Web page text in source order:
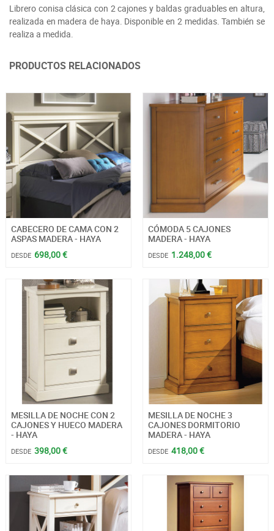
Librero conisa clásica con 2 cajones y baldas graduables en altura,
realizada en madera de haya. Disponible en 2 medidas. También se
realiza a medida.
PRODUCTOS RELACIONADOS
CABECERO DE CAMA CON 2
ASPAS MADERA - HAYA
DESDE 698,00 €
CÓMODA 5 CAJONES
MADERA - HAYA
DESDE 1.248,00 €
MESILLA DE NOCHE CON 2
CAJONES Y HUECO MADERA
- HAYA
DESDE 398,00 €
MESILLA DE NOCHE 3
CAJONES DORMITORIO
MADERA - HAYA
DESDE 418,00 €